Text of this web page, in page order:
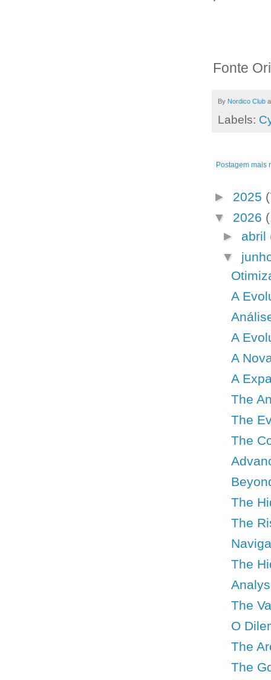
Fonte
By Nordico Club
Labels:
Postagem mais
► 2025
▼ 2026
► abril
▼
A
A
A
A
The
The
The
The
The
The
The
O
The
The